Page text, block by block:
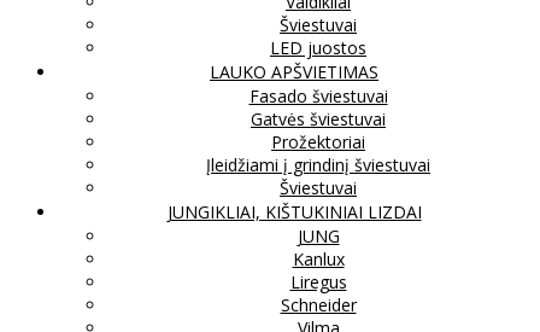
Šviestuvai
LED juostos
LAUKO APŠVIETIMAS
Fasado šviestuvai
Gatvės šviestuvai
Prožektoriai
Įleidžiami į grindinį šviestuvai
Šviestuvai
JUNGIKLIAI, KIŠTUKINIAI LIZDAI
JUNG
Kanlux
Liregus
Schneider
Vilma